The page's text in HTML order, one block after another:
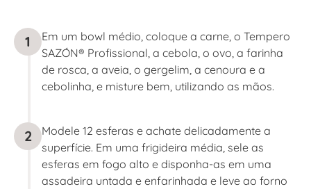
1
Em um bowl médio, coloque a carne, o Tempero
SAZÓN® Profissional, a cebola, o ovo, a farinha
de rosca, a aveia, o gergelim, a cenoura e a
cebolinha, e misture bem, utilizando as mãos.
2
Modele 12 esferas e achate delicadamente a
superfície. Em uma frigideira média, sele as
esferas em fogo alto e disponha-as em uma
assadeira untada e enfarinhada e leve ao forno